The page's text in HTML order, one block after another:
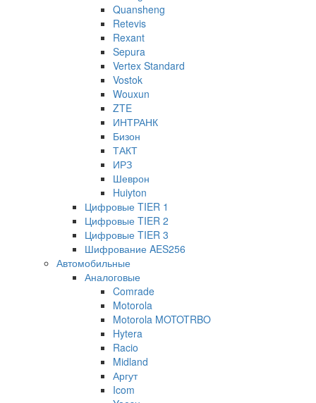
Quansheng
Retevis
Rexant
Sepura
Vertex Standard
Vostok
Wouxun
ZTE
ИНТРАНК
Бизон
ТАКТ
ИРЗ
Шеврон
Huiyton
Цифровые TIER 1
Цифровые TIER 2
Цифровые TIER 3
Шифрование AES256
Автомобильные
Аналоговые
Comrade
Motorola
Motorola MOTOTRBO
Hytera
Racio
Midland
Аргут
Icom